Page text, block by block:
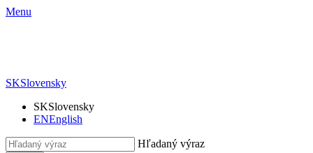
Menu
SKSlovensky
SKSlovensky
ENEnglish
Hľadaný výraz